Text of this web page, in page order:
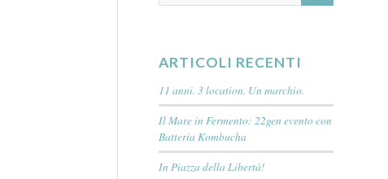
ARTICOLI RECENTI
11 anni. 3 location. Un marchio.
Il Mare in Fermento: 22gen evento con
Batteria Kombucha
In Piazza della Libertà!